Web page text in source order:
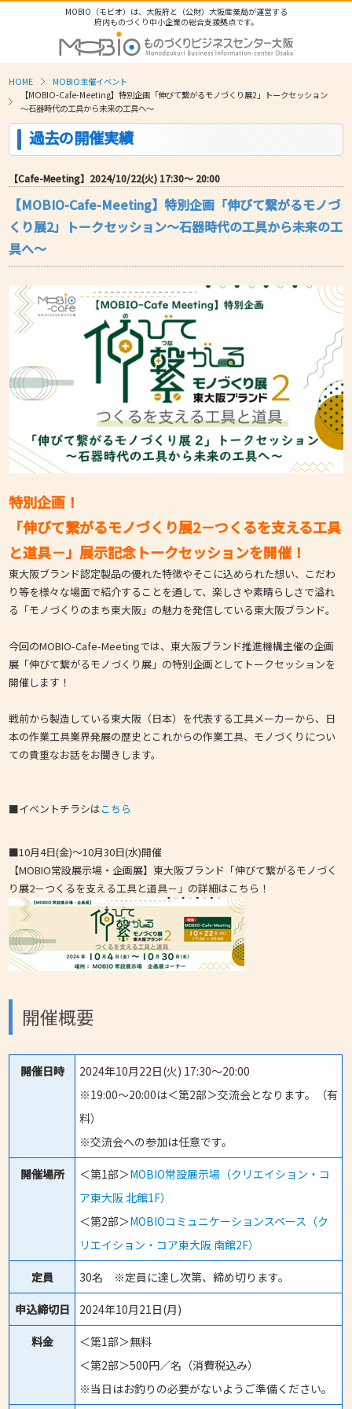
MOBIO（モビオ）は、大阪府と（公財）大阪産業局が運営する
府内ものづくり中小企業の総合支援拠点です。
HOME
MOBIO主催イベント
【MOBIO-Cafe-Meeting】特別企画「伸びて繋がるモノづくり展2」トークセッション
～石器時代の工具から未来の工具へ～
過去の開催実績
【Cafe-Meeting】2024/10/22(火) 17:30〜 20:00
【MOBIO-Cafe-Meeting】特別企画「伸びて繋がるモノづ
くり展2」トークセッション～石器時代の工具から未来の工
具へ～
特別企画！
「伸びて繋がるモノづくり展2－つくるを支える工具
と道具－」展示記念トークセッションを開催！
東大阪ブランド認定製品の優れた特徴やそこに込められた想い、こだわ
り等を様々な場面で紹介することを通して、楽しさや素晴らしさで溢れ
る「モノづくりのまち東大阪」の魅力を発信している東大阪ブランド。
今回のMOBIO-Cafe-Meetingでは、東大阪ブランド推進機構主催の企画
展「伸びて繋がるモノづくり展」の特別企画としてトークセッションを
開催します！
戦前から製造している東大阪（日本）を代表する工具メーカーから、日
本の作業工具業界発展の歴史とこれからの作業工具、モノづくりについ
ての貴重なお話をお聞きします。
■イベントチラシはこちら
■10月4日(金)～10月30日(水)開催
【MOBIO常設展示場・企画展】東大阪ブランド「伸びて繋がるモノづく
り展2－つくるを支える工具と道具－」の詳細はこちら！
開催概要
開催日時
2024年10月22日(火) 17:30～20:00
※19:00～20:00は＜第2部＞交流会となります。（有
料）
※交流会への参加は任意です。
開催場所 ＜第1部＞MOBIO常設展示場（クリエイション・コ
ア東大阪 北館1F）
＜第2部＞MOBIOコミュニケーションスペース（ク
リエイション・コア東大阪 南館2F）
定員 30名 ※定員に達し次第、締め切ります。
申込締切日 2024年10月21日(月)
料金
＜第1部＞無料
＜第2部＞500円／名（消費税込み）
※当日はお釣りの必要がないようご準備ください。